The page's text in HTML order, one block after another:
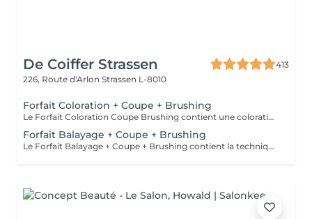
De Coiffer Strassen
413
226, Route d'Arlon Strassen L-8010
Forfait Coloration + Coupe + Brushing
Le Forfait Coloration Coupe Brushing contient une coloration des racines et une coupe. Dépendant de la quantité de couleur utilisée ou de la longueur des cheveux le prix peut varier. (Veuillez sélectionner le Forfait Balayage au cas où vous souhaitez avoir des mèches ou un Balayage.) En cas de questions veuillez appeler au +352 26 35 02 89
Forfait Balayage + Coupe + Brushing
Le Forfait Balayage + Coupe + Brushing contient la technique Balayage, un coulage (pour donner le bon reflet au Balayage), Olaplex, une Coupe et un Brushing. Dépendant de la quantité de produit utilisée ou de la longueur des cheveux, le prix peut varier. En cas de questions veuillez appeler au +352 26 35 02 89.